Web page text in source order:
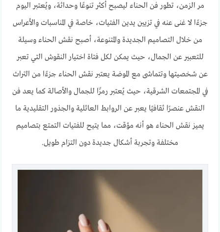
مر الزمن، تطور فن الحناء ليصبح أكثر تنوعًا وحداثة، ويُعتبر اليوم
جزءًا لا غنى عنه في تزيين يدين الفتيات، خاصة في المناسبات والأعراس
من خلال التصاميم الجديدة والمتنوعة، أصبح نقش الحناء وسيلة
للتعبير عن الجمال، حيث يمكن لكل فتاة اختيار النقوش التي تعبر
عن شخصيتها وتتماشى مع الموضة يعتبر نقش الحناء جزءًا من التراث
في المجتمعات الشرقية، حيث يُعتبر رمزًا للجمال والأصالة كما يعد فن
النقش عنصرًا ثقافيًا يعبر عن الروابط العائلية والجذور التقليدية ما
يميز نقش الحناء هو أنه مؤقت، مما يتيح للفتيات التمتع بتصاميم
مختلفة وتجربة أشكال جديدة دون التزام طويل.